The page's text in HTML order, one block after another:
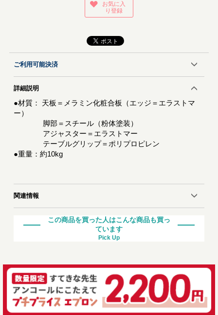
お気に入
り登録
ご利用可能決済
詳細説明
●材質： 天板＝メラミン化粧合板（エッジ＝エラストマ
ー）
脚部＝スチール（粉体塗装）
アジャスター＝エラストマー
テーブルグリップ＝ポリプロピレン
●重量：約10kg
関連情報
この商品を買った人はこんな商品も買っ
ています
Pick Up